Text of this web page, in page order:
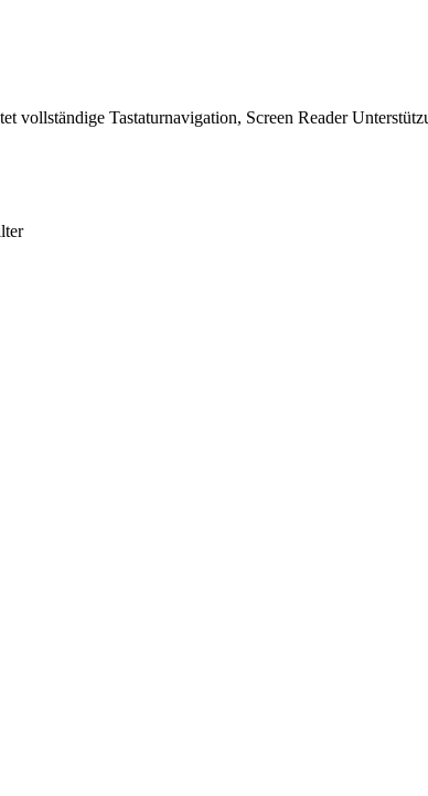
vollständige Tastaturnavigation, Screen Reader